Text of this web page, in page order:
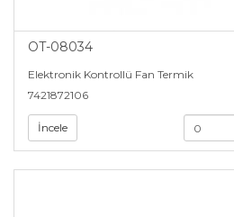
OT-08034
Elektronik Kontrollü Fan Termik
7421872106
İncele